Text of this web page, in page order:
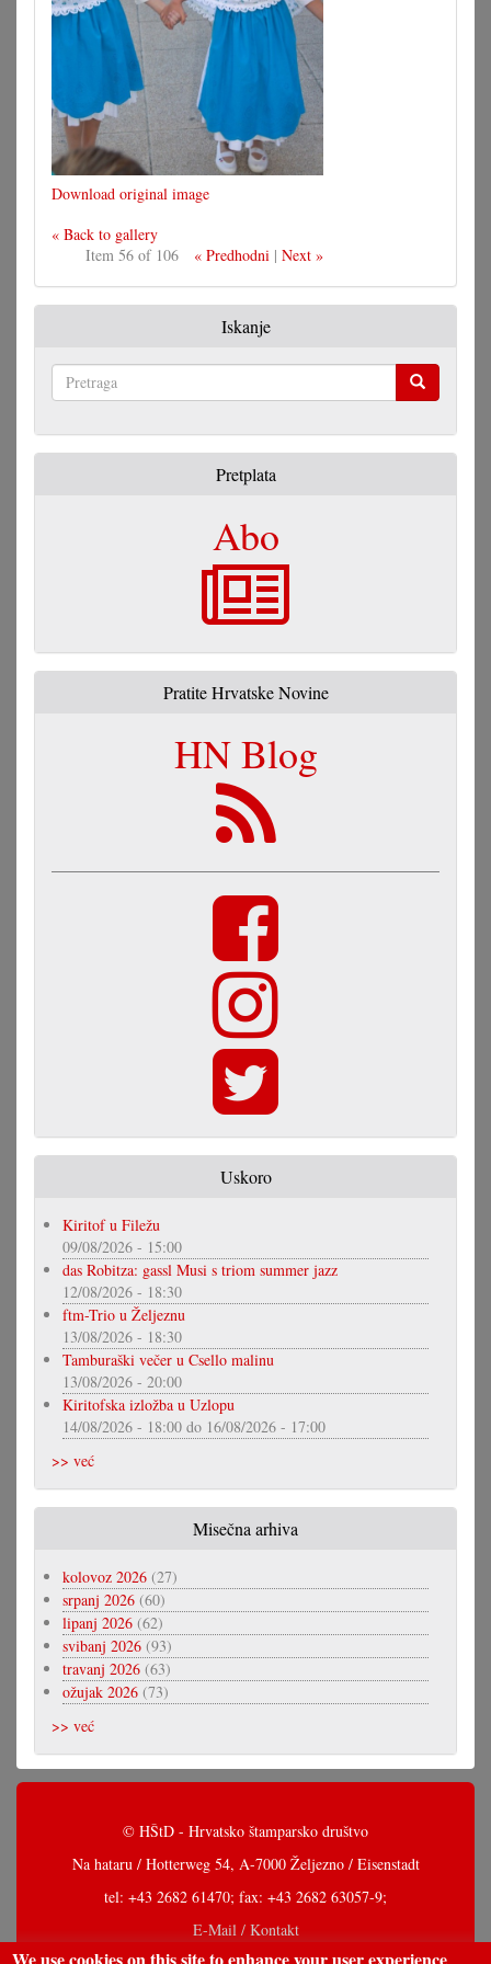
Download original image
« Back to gallery
Item 56 of 106
« Predhodni | Next »
Iskanje
Pretplata
Abo
Pratite Hrvatske Novine
HN Blog
Uskoro
Kiritof u Filežu
09/08/2026 - 15:00
das Robitza: gassl Musi s triom summer jazz
12/08/2026 - 18:30
ftm-Trio u Željeznu
13/08/2026 - 18:30
Tamburaški večer u Csello malinu
13/08/2026 - 20:00
Kiritofska izložba u Uzlopu
14/08/2026 - 18:00 do 16/08/2026 - 17:00
>> već
Misečna arhiva
kolovoz 2026 (27)
srpanj 2026 (60)
lipanj 2026 (62)
svibanj 2026 (93)
travanj 2026 (63)
ožujak 2026 (73)
>> već
© HŠtD - Hrvatsko štamparsko društvo
Na hataru / Hotterweg 54, A-7000 Željezno / Eisenstadt
tel: +43 2682 61470; fax: +43 2682 63057-9;
E-Mail / Kontakt